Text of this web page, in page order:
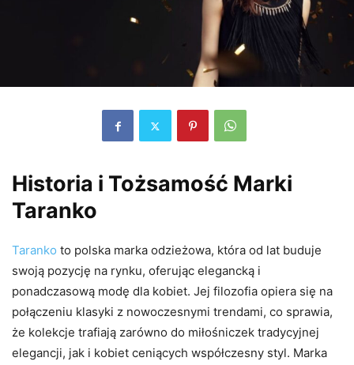
Historia i Tożsamość Marki
Taranko
Taranko to polska marka odzieżowa, która od lat buduje
swoją pozycję na rynku, oferując elegancką i
ponadczasową modę dla kobiet. Jej filozofia opiera się na
połączeniu klasyki z nowoczesnymi trendami, co sprawia,
że kolekcje trafiają zarówno do miłośniczek tradycyjnej
elegancji, jak i kobiet ceniących współczesny styl. Marka